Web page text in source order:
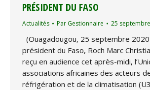
PRÉSIDENT DU FASO
Actualités Par Gestionnaire 25
(Ouagadougou, 25 septembre
président du Faso, Roch Marc
reçu en audience cet après-midi,
associations africaines des acteurs
réfrigération et de la climatisation